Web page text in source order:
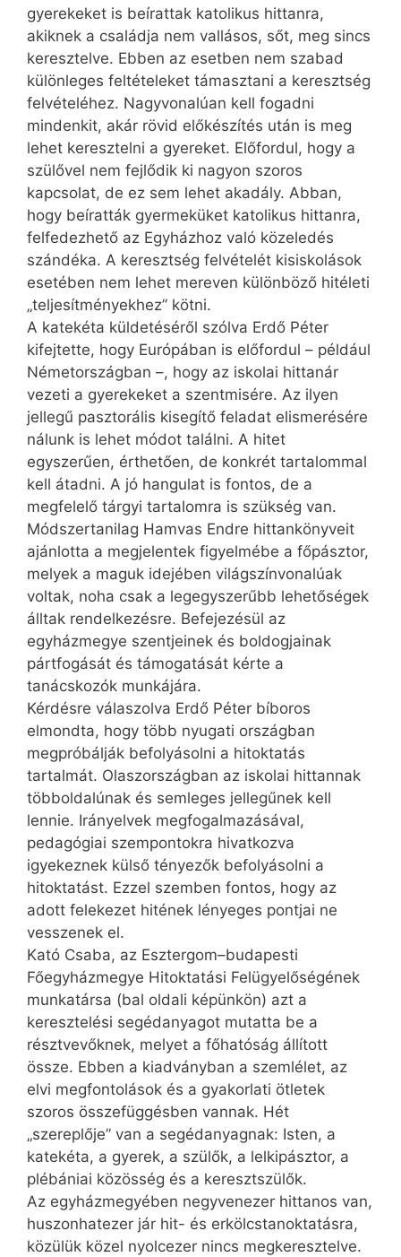
gyerekeket is beírattak katolikus hittanra,
akiknek a családja nem vallásos, sőt, meg sincs
keresztelve. Ebben az esetben nem szabad
különleges feltételeket támasztani a keresztség
felvéte­léhez. Nagyvonalúan kell fogadni
mindenkit, akár rövid előkészítés után is meg
lehet keresztelni a gyereket. Előfordul, hogy a
szülővel nem fejlődik ki nagyon szoros
kapcsolat, de ez sem lehet akadály. Abban,
hogy beíratták gyermeküket katolikus hittanra,
felfedezhető az Egyházhoz való közeledés
szándéka. A keresztség felvételét kisiskolások
esetében nem lehet mereven különböző hitéleti
„teljesítményekhez” kötni.
A katekéta küldetéséről szólva Erdő Péter
kifejtette, hogy Európában is előfordul – például
Németországban –, hogy az iskolai hittanár
vezeti a gyerekeket a szentmisére. Az ilyen
jellegű pasztorális kisegítő feladat elismerésére
nálunk is lehet módot találni. A hitet
egyszerűen, érthetően, de konkrét tartalommal
kell átadni. A jó hangulat is fontos, de a
megfelelő tárgyi tartalomra is szükség van.
Módszertanilag Hamvas Endre hittankönyveit
ajánlotta a megjelentek figyelmébe a főpásztor,
melyek a maguk idejében világszínvonalúak
voltak, noha csak a legegyszerűbb lehetőségek
álltak rendelkezésre. Befejezésül az
egyházmegye szentjeinek és boldogjainak
pártfogását és támogatását kérte a
tanácskozók munkájára.
Kérdésre válaszolva Erdő Péter bíboros
elmondta, hogy több nyugati országban
megpróbálják befolyásolni a hitoktatás
tartalmát. Olaszországban az iskolai hittannak
többoldalúnak és semleges jellegűnek kell
lennie. Irányelvek megfogalmazásával,
pedagógiai szempontokra hivatkozva
igyekeznek külső tényezők befolyásolni a
hitoktatást. Ezzel szemben fontos, hogy az
adott felekezet hitének lényeges pontjai ne
vesszenek el.
Kató Csaba, az Esztergom–budapesti
Főegyházmegye Hitoktatási Felügyelőségének
munkatársa (bal oldali képünkön) azt a
keresztelési segédanyagot mutatta be a
résztvevőknek, melyet a főhatóság állított
össze. Ebben a kiadványban a szemlélet, az
elvi megfontolások és a gyakorlati ötletek
szoros összefüggésben vannak. Hét
„szereplője” van a segédanyagnak: Isten, a
katekéta, a gyerek, a szülők, a lelkipásztor, a
plébániai közösség és a keresztszülők.
Az egyházmegyében negyvenezer hittanos van,
huszonhatezer jár hit- és erkölcstanoktatásra,
közülük közel nyolcezer nincs megkeresztelve.